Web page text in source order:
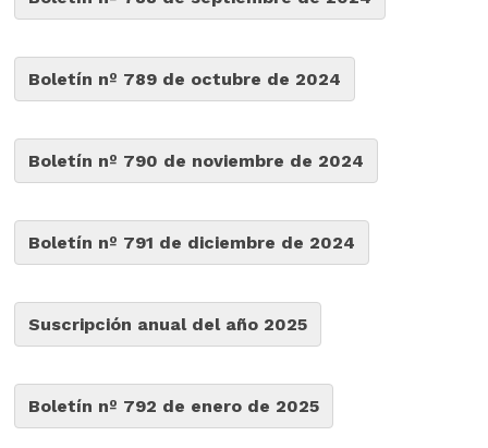
Boletín nº 789 de octubre de 2024
Boletín nº 790 de noviembre de 2024
Boletín nº 791 de diciembre de 2024
Suscripción anual del año 2025
Boletín nº 792 de enero de 2025